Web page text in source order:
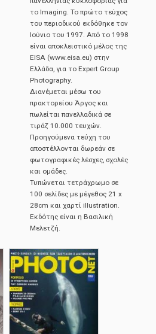
το Imaging. Το πρώτο τεύχος
του περιοδικού εκδόθηκε τον
Ιούνιο του 1997. Από το 1998
είναι αποκλειστικό μέλος της
EISA (www.eisa.eu) στην
Ελλάδα, για το Expert Group
Photography.
Διανέμεται μέσω του
πρακτορείου Άργος και
πωλείται πανελλαδικά σε
τιράζ 10.000 τευχών.
Προηγούμενα τεύχη του
αποστέλλονται δωρεάν σε
φωτογραφικές λέσχες, σχολές
και ομάδες.
Τυπώνεται τετράχρωμο σε
100 σελίδες με μέγεθος 21 x
28cm και χαρτί illustration.
Εκδότης είναι η Βασιλική
Μελετζή.